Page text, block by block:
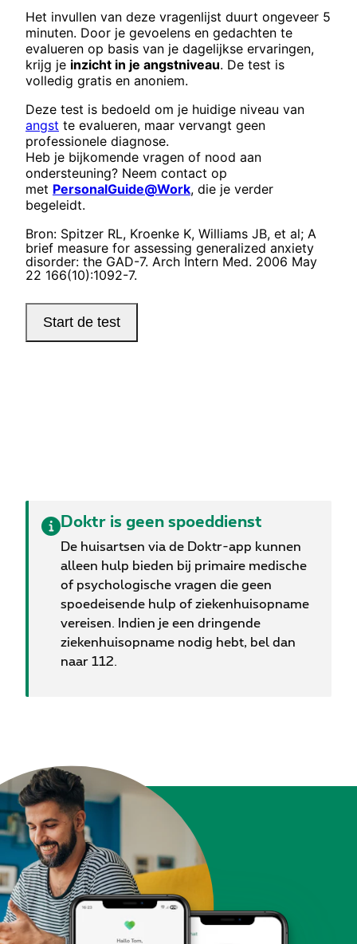
Doktr is geen spoeddienst
De huisartsen via de Doktr-app kunnen
alleen hulp bieden bij primaire medische
of psychologische vragen die geen
spoedeisende hulp of ziekenhuisopname
vereisen. Indien je een dringende
ziekenhuisopname nodig hebt, bel dan
naar 112.